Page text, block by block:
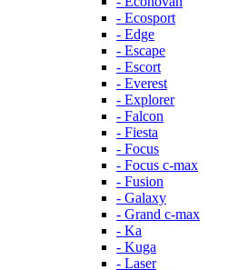
- Ecosport
- Edge
- Escape
- Escort
- Everest
- Explorer
- Falcon
- Fiesta
- Focus
- Focus c-max
- Fusion
- Galaxy
- Grand c-max
- Ka
- Kuga
- Laser